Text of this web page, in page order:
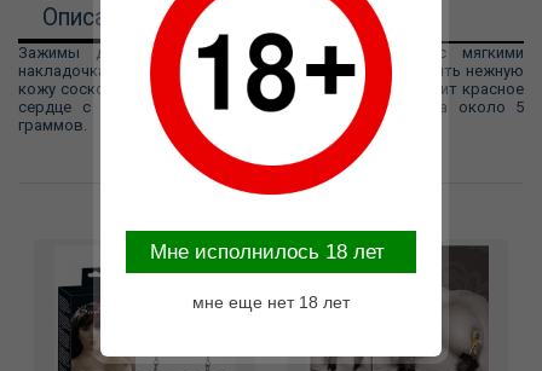
Описание
Зажимы для сосков из серебристого металла с мягкими
накладочками из винила на кончиках, чтобы не повредить нежную
кожу сосков. На тонких цепочках у каждого зажима висит красное
сердце с замочной скважиной. Вес каждого зажима около 5
граммов.
Mне исполнилось 18 лет
мне еще нет 18 лет